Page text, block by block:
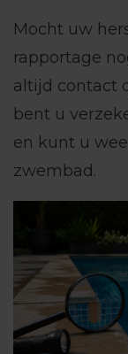
Mocht uw
rapportage
altijd contact
bent u
en kunt u
zwembad.